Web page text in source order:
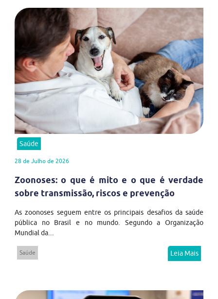
Saúde
28 de Julho de 2026
Zoonoses: o que é mito e o que é verdade
sobre transmissão, riscos e prevenção
As zoonoses seguem entre os principais desafios da saúde
pública no Brasil e no mundo. Segundo a Organização
Mundial da...
Saúde Leia Mais